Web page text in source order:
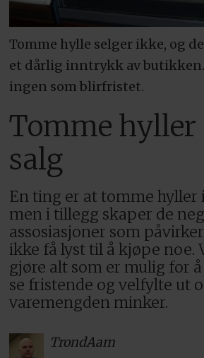
Tomme hylle selger ikke, og
et dårlig inntrykk av butikken.
ingen som blirfristet.
Tomme
salg
En ting er at tomme hyller
men i tillegg skaper de
assosiasjoner som
ikke få lyst til å kjøpe noe.
gjøre alt som er mulig for
se fristende og velfylte ut
varemengden minker.
TrondAam